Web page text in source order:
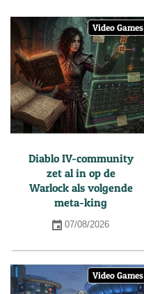
Video Games
Diablo IV-community
zet al in op de
Warlock als volgende
meta-king
07/08/2026
Video Games